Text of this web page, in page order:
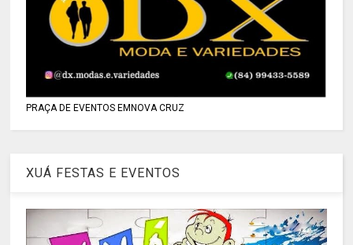
PRAÇA DE EVENTOS EMNOVA CRUZ
XUÁ FESTAS E EVENTOS